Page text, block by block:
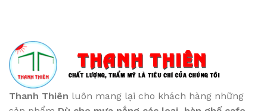
Thanh Thiên luôn mang lại cho khách hàng những